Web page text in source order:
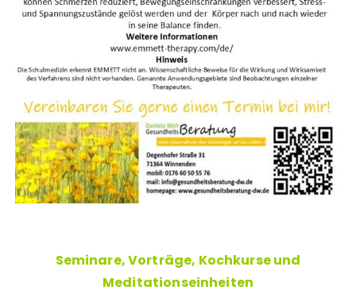
Seminare, Vorträge, Kochkurse und
Meditationseinheiten